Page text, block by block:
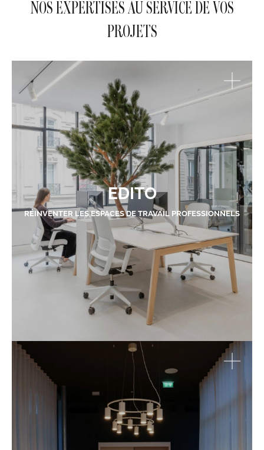
NOS EXPERTISES AU SERVICE DE VOS
PROJETS
EDITO
RÉINVENTER LES ESPACES DE TRAVAIL PROFESSIONNELS